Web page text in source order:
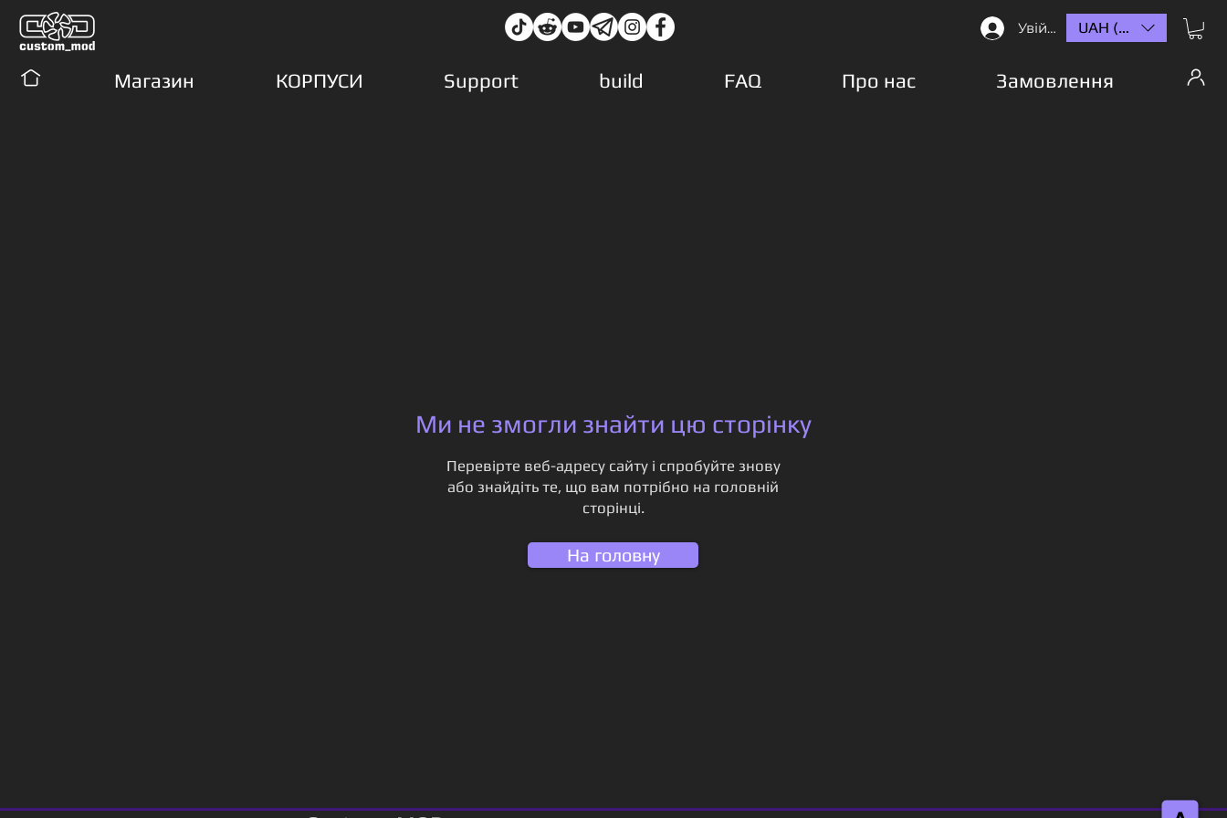
Увійти UAH (₴)
Магазин КОРПУСИ Support build FAQ Про нас Замовлення
Ми не змогли знайти цю сторінку
Перевірте веб-адресу сайту і спробуйте знову
або знайдіть те, що вам потрібно на головній
сторінці.
На головну